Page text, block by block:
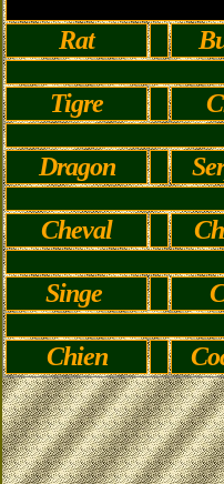
Rat
Tigre
Dragon
Cheval
Singe
Chien